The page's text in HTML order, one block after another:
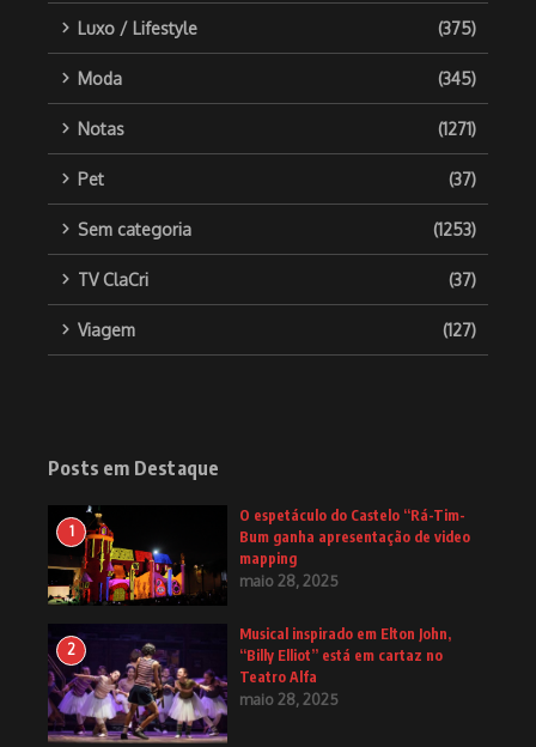
Luxo / Lifestyle (375)
Moda (345)
Notas (1271)
Pet (37)
Sem categoria (1253)
TV ClaCri (37)
Viagem (127)
Posts em Destaque
1
O espetáculo do Castelo “Rá-Tim-
Bum ganha apresentação de video
mapping
maio 28, 2025
2
Musical inspirado em Elton John,
“Billy Elliot” está em cartaz no
Teatro Alfa
maio 28, 2025